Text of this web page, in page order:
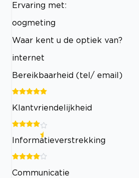
Ervaring met:
oogmeting
Waar kent u de optiek van?
internet
Bereikbaarheid (tel/ email)
Klantvriendelijkheid
Informatieverstrekking
Communicatie